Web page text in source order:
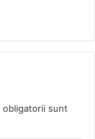
obligatorii sunt